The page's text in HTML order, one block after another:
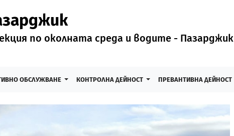
по околната среда и водите - Пазарджик
ОБСЛУЖВАНЕ КОНТРОЛНА ДЕЙНОСТ ПРЕВАНТИВНА ДЕЙНОСТ